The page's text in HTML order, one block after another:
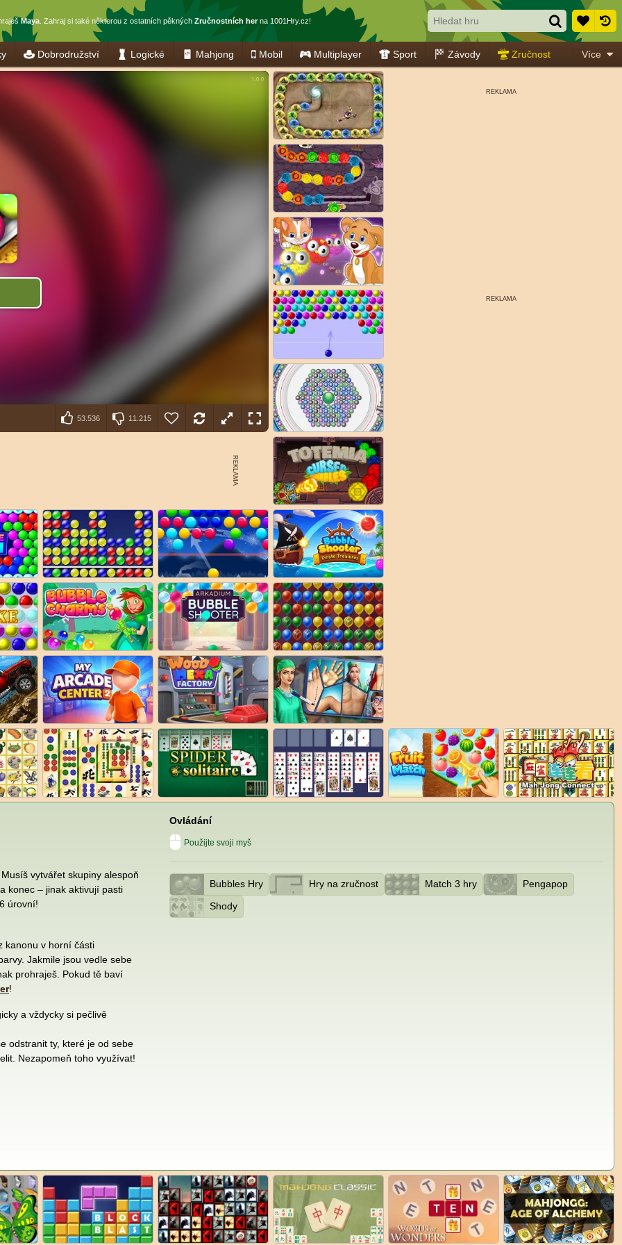
Maya. Zahraj si také některou z ostatních pěkných Zručnostních herna 1001Hry.cz!
Dobrodružství Logické Mahjong Mobil Multiplayer Sport Závody Zručnost Více
53.536 11.215
vytvářet skupiny alespoň
konec – jinak aktivují pasti
úrovní!
kanonu v horní části
Jakmile jsou vedle sebe
prohraješ. Pokud tě baví
!
a vždycky si pečlivě
odstranit ty, které je od sebe
Nezapomeň toho využívat!
Ovládání
Použijte svoji myš
Bubbles Hry Hry na zručnost Match 3 hry
Pengapop
Shody